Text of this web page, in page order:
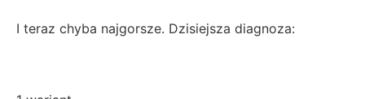
I teraz chyba najgorsze. Dzisiejsza diagnoza: